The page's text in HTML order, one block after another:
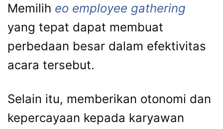
Memilih eo employee gathering
yang tepat dapat membuat
perbedaan besar dalam efektivitas
acara tersebut.
Selain itu, memberikan otonomi dan
kepercayaan kepada karyawan